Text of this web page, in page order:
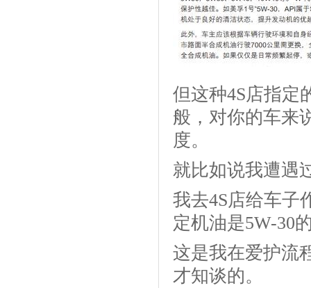
但这种4S店指定
般，对你的车来
度。
就比如说我遭遇
我去4S店给车子
定机油是5W-30
这是我在爱护流
才知谈的。